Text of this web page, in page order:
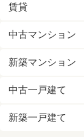
賃貸
中古マンション
新築マンション
中古一戸建て
新築一戸建て